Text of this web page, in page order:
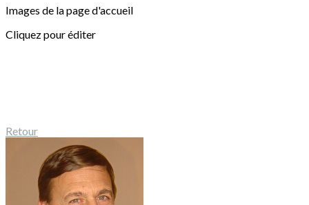
Images de la page d'accueil
Cliquez pour éditer
Retour